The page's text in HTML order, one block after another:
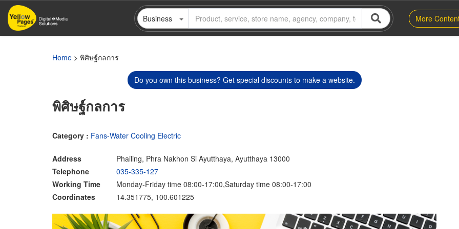
Skip
main
Business More
Home > พิศิษฐ์กลการ
Do you own this business? Get special discounts to make a website.
พิศิษฐ์กลการ
Category : Fans-Water Cooling Electric
Address
Phailing, Phra Nakhon Si Ayutthaya, Ayutthaya 13000
Telephone
035-335-127
Working Time
Monday-Friday time 08:00-17:00,Saturday time 08:00-17:00
Coordinates
14.351775, 100.601225